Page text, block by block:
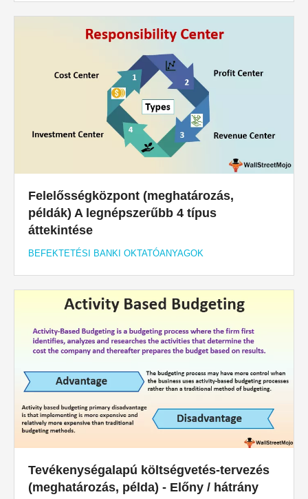
Felelősségközpont (meghatározás,
példák) A legnépszerűbb 4 típus
áttekintése
BEFEKTETÉSI BANKI OKTATÓANYAGOK
Tevékenységalapú költségvetés-tervezés
(meghatározás, példa) - Előny / hátrány